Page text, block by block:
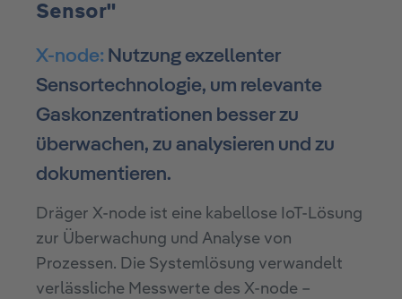
Sensor"
X-node: Nutzung exzellenter
Sensortechnologie, um relevante
Gaskonzentrationen besser zu
überwachen, zu analysieren und zu
dokumentieren.
Dräger X-node ist eine kabellose IoT-Lösung
zur Überwachung und Analyse von
Prozessen. Die Systemlösung verwandelt
verlässliche Messwerte des X-node –